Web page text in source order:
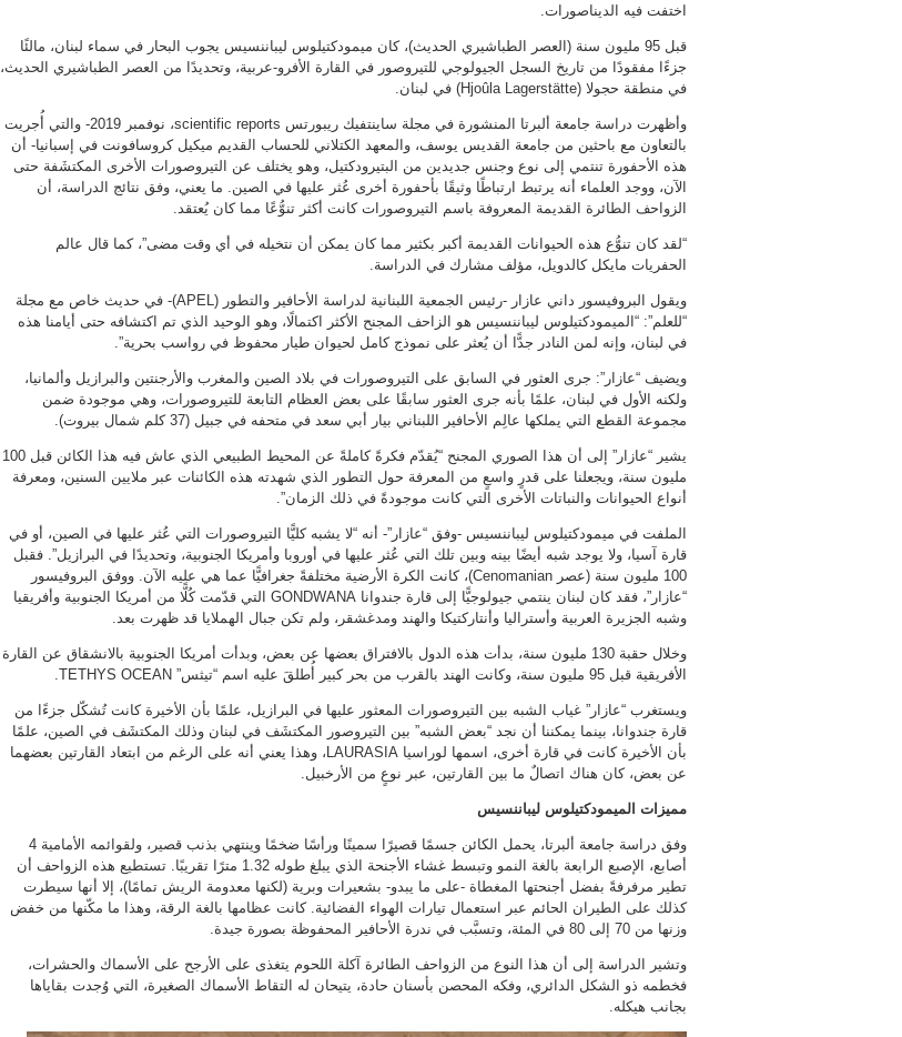
اختفت فيه الديناصورات.
قبل 95 مليون سنة (العصر الطباشيري الحديث)، كان ميمودكتيلوس ليباننسيس يجوب البحار في سماء لبنان، مالئًا
جزءًا مفقودًا من تاريخ السجل الجيولوجي للتيروصور في القارة الأفرو-عربية، وتحديدًا من العصر الطباشيري الحديث،
في منطقة حجولا (Hjoûla Lagerstätte) في لبنان.
وأظهرت دراسة جامعة ألبرتا المنشورة في مجلة ساينتفيك ريبورتس scientific reports، نوفمبر 2019- والتي أُجريت
بالتعاون مع باحثين من جامعة القديس يوسف، والمعهد الكتلاني للحساب القديم ميكيل كروسافونت في إسبانيا- أن
هذه الأحفورة تنتمي إلى نوع وجنس جديدين من البتيرودكتيل، وهو يختلف عن التيروصورات الأخرى المكتشَفة حتى
الآن، ووجد العلماء أنه يرتبط ارتباطًا وثيقًا بأحفورة أخرى عُثر عليها في الصين. ما يعني، وفق نتائج الدراسة، أن
الزواحف الطائرة القديمة المعروفة باسم التيروصورات كانت أكثر تنوُّعًا مما كان يُعتقد.
“لقد كان تنوُّع هذه الحيوانات القديمة أكبر بكثير مما كان يمكن أن نتخيله في أي وقت مضى”، كما قال عالم
الحفريات مايكل كالدويل، مؤلف مشارك في الدراسة.
ويقول البروفيسور داني عازار -رئيس الجمعية اللبنانية لدراسة الأحافير والتطور (APEL)- في حديث خاص مع مجلة
“للعلم”: “الميمودكتيلوس ليباننسيس هو الزاحف المجنح الأكثر اكتمالًا، وهو الوحيد الذي تم اكتشافه حتى أيامنا هذه
في لبنان، وإنه لمن النادر جدًّا أن يُعثر على نموذج كامل لحيوان طيار محفوظ في رواسب بحرية”.
ويضيف “عازار”: جرى العثور في السابق على التيروصورات في بلاد الصين والمغرب والأرجنتين والبرازيل وألمانيا،
ولكنه الأول في لبنان، علمًا بأنه جرى العثور سابقًا على بعض العظام التابعة للتيروصورات، وهي موجودة ضمن
مجموعة القطع التي يملكها عالِم الأحافير اللبناني بيار أبي سعد في متحفه في جبيل (37 كلم شمال بيروت).
يشير “عازار” إلى أن هذا الصوري المجنح “يُقدّم فكرةً كاملةً عن المحيط الطبيعي الذي عاش فيه هذا الكائن قبل 100
مليون سنة، ويجعلنا على قدرٍ واسعٍ من المعرفة حول التطور الذي شهدته هذه الكائنات عبر ملايين السنين، ومعرفة
أنواع الحيوانات والنباتات الأخرى التي كانت موجودةً في ذلك الزمان”.
الملفت في ميمودكتيلوس ليباننسيس -وفق “عازار”- أنه “لا يشبه كليًّا التيروصورات التي عُثر عليها في الصين، أو في
قارة آسيا، ولا يوجد شبه أيضًا بينه وبين تلك التي عُثر عليها في أوروبا وأمريكا الجنوبية، وتحديدًا في البرازيل”. فقبل
100 مليون سنة (عصر Cenomanian)، كانت الكرة الأرضية مختلفةً جغرافيًّا عما هي عليه الآن. ووفق البروفيسور
“عازار”، فقد كان لبنان ينتمي جيولوجيًّا إلى قارة جندوانا GONDWANA التي قدّمت كُلًّا من أمريكا الجنوبية وأفريقيا
وشبه الجزيرة العربية وأستراليا وأنتاركتيكا والهند ومدغشقر، ولم تكن جبال الهملايا قد ظهرت بعد.
وخلال حقبة 130 مليون سنة، بدأت هذه الدول بالافتراق بعضها عن بعض، وبدأت أمريكا الجنوبية بالانشقاق عن القارة
الأفريقية قبل 95 مليون سنة، وكانت الهند بالقرب من بحر كبير أُطلقَ عليه اسم “تيثس” TETHYS OCEAN.
ويستغرب “عازار” غياب الشبه بين التيروصورات المعثور عليها في البرازيل، علمًا بأن الأخيرة كانت تُشكّل جزءًا من
قارة جندوانا، بينما يمكننا أن نجد “بعض الشبه” بين التيروصور المكتشَف في لبنان وذلك المكتشَف في الصين، علمًا
بأن الأخيرة كانت في قارة أخرى، اسمها لوراسيا LAURASIA، وهذا يعني أنه على الرغم من ابتعاد القارتين بعضهما
عن بعض، كان هناك اتصالٌ ما بين القارتين، عبر نوعٍ من الأرخبيل.
مميزات الميمودكتيلوس ليباننسيس
وفق دراسة جامعة ألبرتا، يحمل الكائن جسمًا قصيرًا سمينًا ورأسًا ضخمًا وينتهي بذنب قصير، ولقوائمه الأمامية 4
أصابع، الإصبع الرابعة بالغة النمو وتبسط غشاء الأجنحة الذي يبلغ طوله 1.32 مترًا تقريبًا. تستطيع هذه الزواحف أن
تطير مرفرفةً بفضل أجنحتها المغطاة -على ما يبدو- بشعيرات وبرية (لكنها معدومة الريش تمامًا)، إلا أنها سيطرت
كذلك على الطيران الحائم عبر استعمال تيارات الهواء الفضائية. كانت عظامها بالغة الرقة، وهذا ما مكّنها من خفض
وزنها من 70 إلى 80 في المئة، وتسبَّب في ندرة الأحافير المحفوظة بصورة جيدة.
وتشير الدراسة إلى أن هذا النوع من الزواحف الطائرة آكلة اللحوم يتغذى على الأرجح على الأسماك والحشرات،
فخطمه ذو الشكل الدائري، وفكه المحصن بأسنان حادة، يتيحان له التقاط الأسماك الصغيرة، التي وُجدت بقاياها
بجانب هيكله.